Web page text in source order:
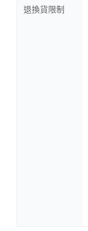
退換貨限制